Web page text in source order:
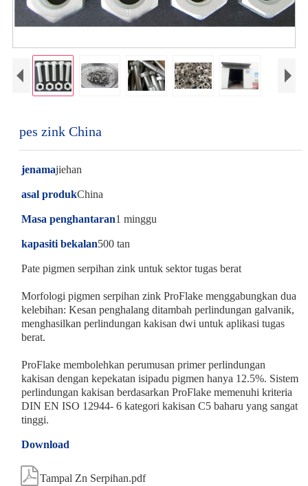
pes zink China
jenamajiehan
asal produkChina
Masa penghantaran1 minggu
kapasiti bekalan500 tan
Pate pigmen serpihan zink untuk sektor tugas berat
Morfologi pigmen serpihan zink ProFlake menggabungkan dua
kelebihan: Kesan penghalang ditambah perlindungan galvanik,
menghasilkan perlindungan kakisan dwi untuk aplikasi tugas
berat.
ProFlake membolehkan perumusan primer perlindungan
kakisan dengan kepekatan isipadu pigmen hanya 12.5%. Sistem
perlindungan kakisan berdasarkan ProFlake memenuhi kriteria
DIN EN ISO 12944- 6 kategori kakisan C5 baharu yang sangat
tinggi.
Download
Tampal Zn Serpihan.pdf